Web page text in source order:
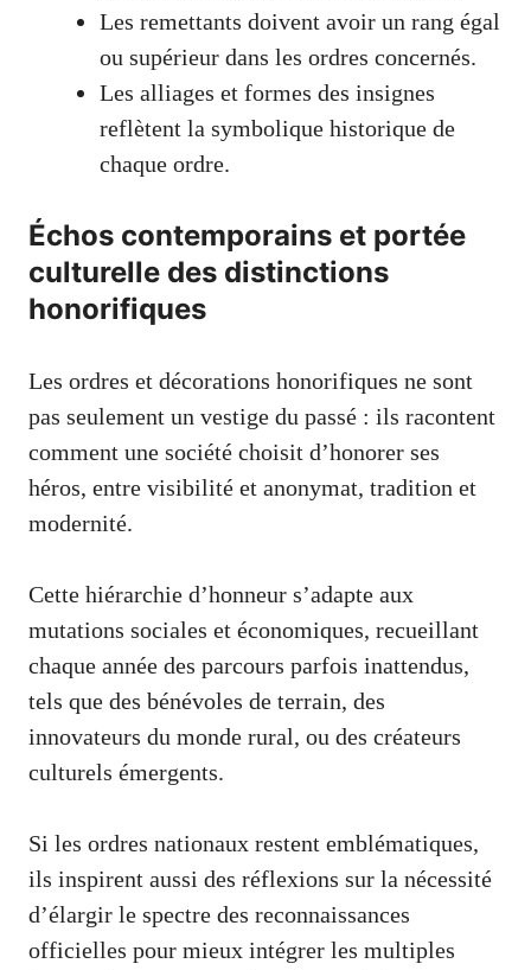
Les remettants doivent avoir un rang égal
ou supérieur dans les ordres concernés.
Les alliages et formes des insignes
reflètent la symbolique historique de
chaque ordre.
Échos contemporains et portée
culturelle des distinctions
honorifiques
Les ordres et décorations honorifiques ne sont
pas seulement un vestige du passé : ils racontent
comment une société choisit d’honorer ses
héros, entre visibilité et anonymat, tradition et
modernité.
Cette hiérarchie d’honneur s’adapte aux
mutations sociales et économiques, recueillant
chaque année des parcours parfois inattendus,
tels que des bénévoles de terrain, des
innovateurs du monde rural, ou des créateurs
culturels émergents.
Si les ordres nationaux restent emblématiques,
ils inspirent aussi des réflexions sur la nécessité
d’élargir le spectre des reconnaissances
officielles pour mieux intégrer les multiples